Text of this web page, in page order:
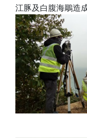
江豚及白腹海鵰造